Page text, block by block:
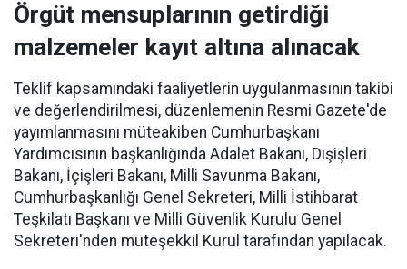
Örgüt mensuplarının getirdiği
malzemeler kayıt altına alınacak
Teklif kapsamındaki faaliyetlerin uygulanmasının takibi
ve değerlendirilmesi, düzenlemenin Resmi Gazete'de
yayımlanmasını müteakiben Cumhurbaşkanı
Yardımcısının başkanlığında Adalet Bakanı, Dışişleri
Bakanı, İçişleri Bakanı, Milli Savunma Bakanı,
Cumhurbaşkanlığı Genel Sekreteri, Milli İstihbarat
Teşkilatı Başkanı ve Milli Güvenlik Kurulu Genel
Sekreteri'nden müteşekkil Kurul tarafından yapılacak.